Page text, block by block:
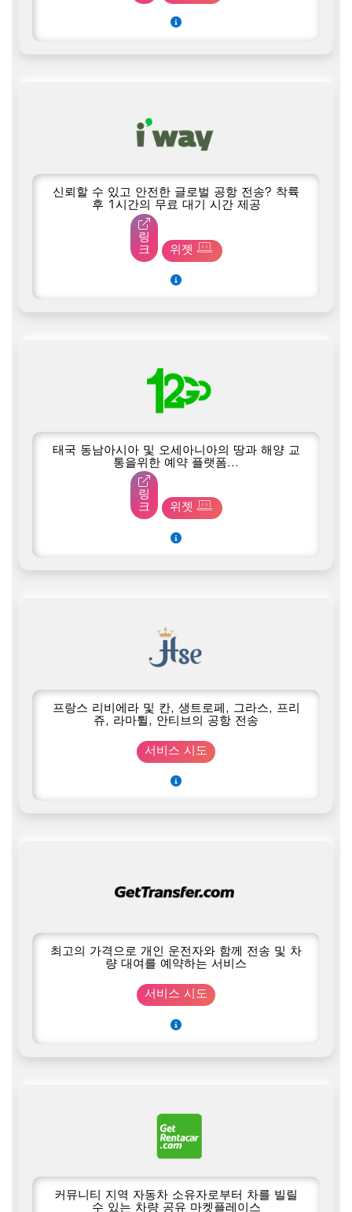
신뢰할 수 있고 안전한 글로벌 공항 전송? 착륙
후 1시간의 무료 대기 시간 제공
링
크
위젯
태국 동남아시아 및 오세아니아의 땅과 해양 교
통을위한 예약 플랫폼...
링
크
위젯
프랑스 리비에라 및 칸, 생트로페, 그라스, 프리
쥬, 라마튈, 안티브의 공항 전송
서비스 시도
최고의 가격으로 개인 운전자와 함께 전송 및 차
량 대여를 예약하는 서비스
서비스 시도
커뮤니티 지역 자동차 소유자로부터 차를 빌릴
수 있는 차량 공유 마켓플레이스